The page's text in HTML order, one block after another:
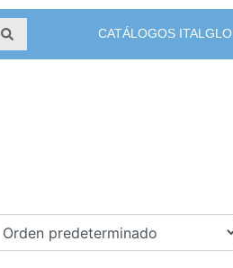
CATÁLOGOS ITALGLO